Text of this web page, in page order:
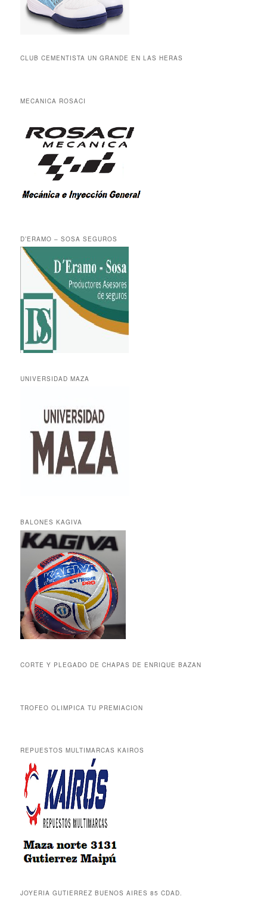
CLUB CEMENTISTA UN GRANDE EN LAS HERAS
MECANICA ROSACI
D’ERAMO – SOSA SEGUROS
UNIVERSIDAD MAZA
BALONES KAGIVA
CORTE Y PLEGADO DE CHAPAS DE ENRIQUE BAZAN
TROFEO OLIMPICA TU PREMIACION
REPUESTOS MULTIMARCAS KAIROS
JOYERIA GUTIERREZ BUENOS AIRES 85 CDAD.